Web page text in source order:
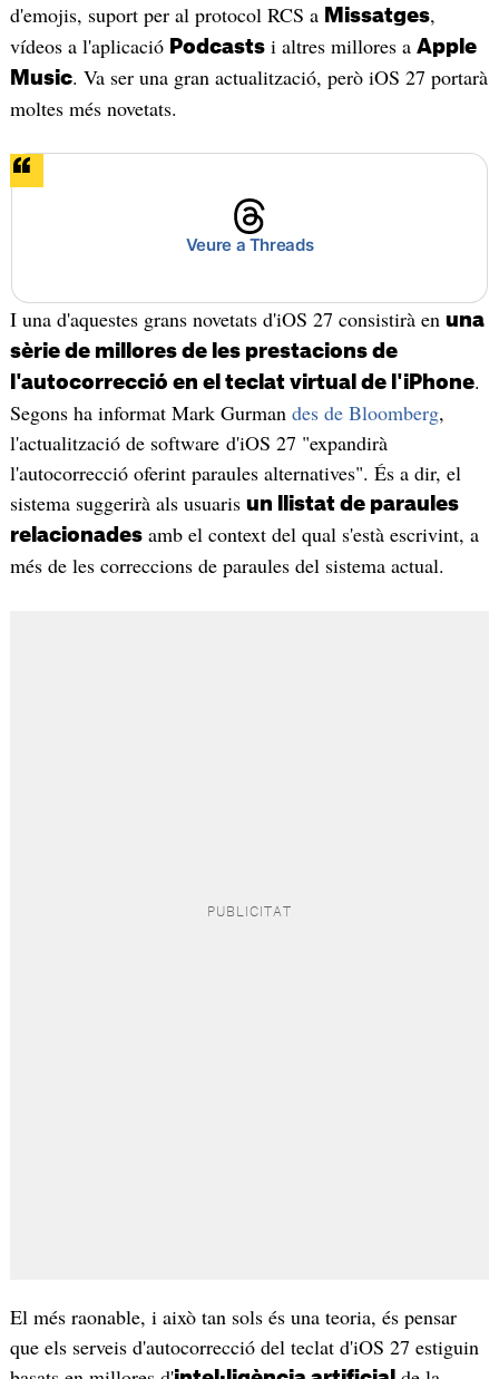
d'emojis, suport per al protocol RCS a Missatges,
vídeos a l'aplicació Podcastsi altres millores a Apple
Music. Va ser una gran actualització, però iOS 27 portarà
moltes més novetats.
Veure a Threads
I una d'aquestes grans novetats d'iOS 27 consistirà en una
sèrie de millores de les prestacions de
l'autocorrecció en el teclat virtual de l'iPhone.
Segons ha informat Mark Gurman des de Bloomberg,
l'actualització de software d'iOS 27 "expandirà
l'autocorrecció oferint paraules alternatives". És a dir, el
sistema suggerirà als usuaris un llistat de paraules
relacionadesamb el context del qual s'està escrivint, a
més de les correccions de paraules del sistema actual.
El més raonable, i això tan sols és una teoria, és pensar
que els serveis d'autocorrecció del teclat d'iOS 27 estiguin